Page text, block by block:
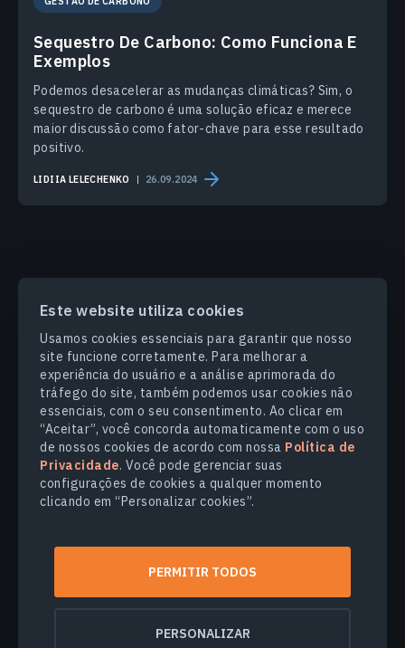
Este website utiliza cookies
Usamos cookies essenciais para garantir que nosso
site funcione corretamente. Para melhorar a
experiência do usuário e a análise aprimorada do
tráfego do site, também podemos usar cookies não
essenciais, com o seu consentimento. Ao clicar em
“Aceitar”, você concorda automaticamente com o uso
de nossos cookies de acordo com nossa Política de
Privacidade. Você pode gerenciar suas
configurações de cookies a qualquer momento
clicando em “Personalizar cookies”.
PERMITIR TODOS
PERSONALIZAR
Sequestro De Carbono: Como Funciona E
Exemplos
Podemos desacelerar as mudanças climáticas? Sim, o
sequestro de carbono é uma solução eficaz e merece
maior discussão como fator-chave para esse resultado
positivo.
LIDIIA LELECHENKO 26.09.2024
PRODUCTS & SOLUTIONS
SETORES
COMPANHIA
EXPLORE
Segurança dos dados